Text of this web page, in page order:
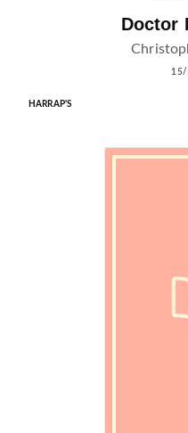
Doctor
HARRAP'S